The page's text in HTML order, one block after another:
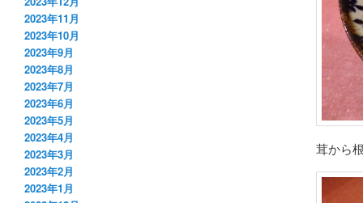
茸から
2023年11月
2023年10月
2023年9月
2023年8月
2023年7月
2023年6月
2023年5月
2023年4月
2023年3月
2023年2月
2023年1月